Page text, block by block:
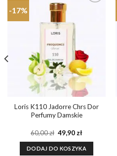
-17%
Dodaj do
ulubionych
Loris K110 Jadorre Chrs Dor
Perfumy Damskie
60,00zł Pierwotna
cena
wynosiła:
60,00 zł.
49,90 złAktualna
wynosi:
49,90 zł.
DODAJ DO KOSZYKA